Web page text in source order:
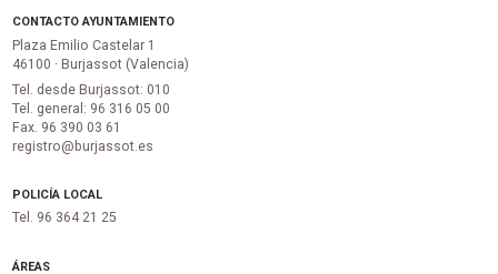
CONTACTO AYUNTAMIENTO
Plaza Emilio Castelar 1
46100 · Burjassot (Valencia)
Tel. desde Burjassot: 010
Tel. general: 96 316 05 00
Fax. 96 390 03 61
registro@burjassot.es
POLICÍA LOCAL
Tel. 96 364 21 25
ÁREAS